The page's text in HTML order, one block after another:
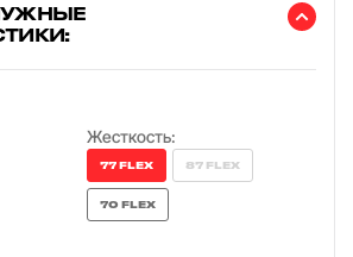
Жесткость:
77 FLEX 87 FLEX
70 FLEX